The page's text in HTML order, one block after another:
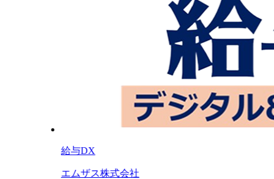
給与DX
エムザス株式会社